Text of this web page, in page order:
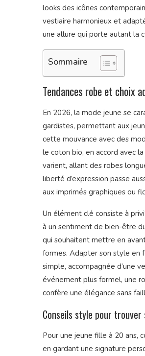
looks des icônes
vestiaire harmonieux et
une allure qui porte autant la
Sommaire
Tendances robe et choix
En 2026, la mode jeune se
gardistes, permettant aux
cette mouvance avec des
le coton bio, en accord avec
varient, allant des robes
liberté d’expression passe
aux imprimés graphiques ou
Un élément clé consiste à
à un sentiment de bien-être
qui souhaitent mettre en
formes. Adapter son style en
simple, accompagnée d’une
événement plus formel, une
confère une élégance sans
Conseils style pour
Pour une jeune fille à 20 ans,
en gardant une signature